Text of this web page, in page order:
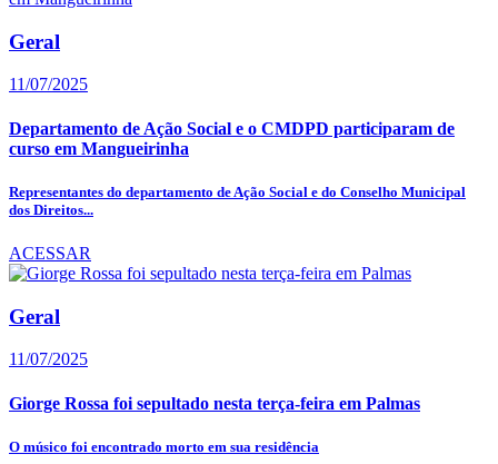
Geral
11/07/2025
Departamento de Ação Social e o CMDPD participaram de
curso em Mangueirinha
Representantes do departamento de Ação Social e do Conselho Municipal
dos Direitos...
ACESSAR
Geral
11/07/2025
Giorge Rossa foi sepultado nesta terça-feira em Palmas
O músico foi encontrado morto em sua residência